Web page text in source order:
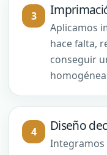
Aplicamos
hace falta,
conseguir
Diseño
Integramos